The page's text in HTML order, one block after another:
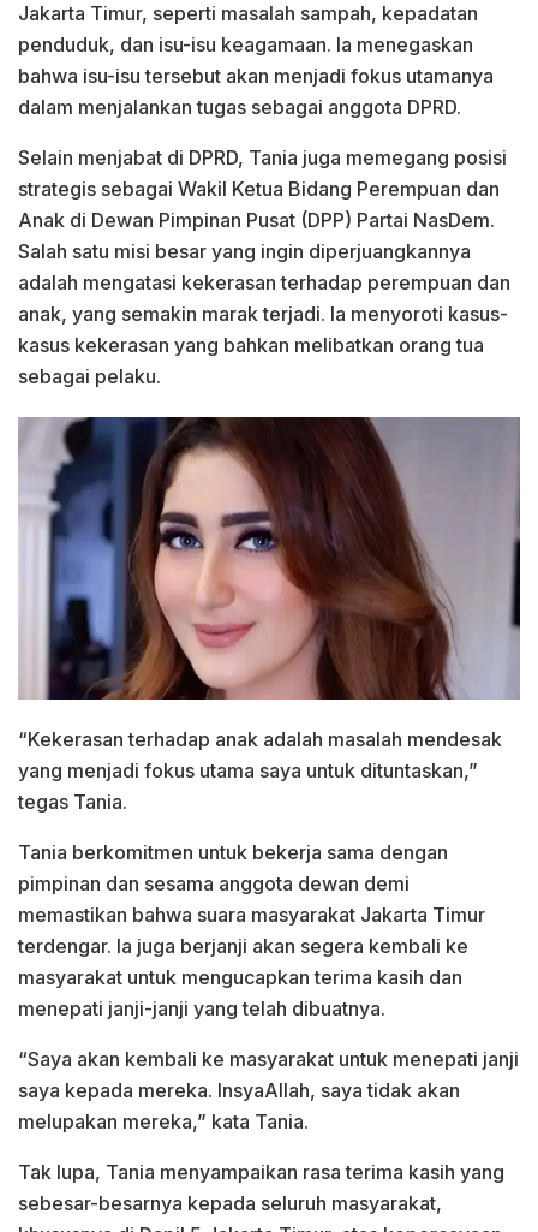
Jakarta Timur, seperti masalah sampah, kepadatan
penduduk, dan isu-isu keagamaan. Ia menegaskan
bahwa isu-isu tersebut akan menjadi fokus utamanya
dalam menjalankan tugas sebagai anggota DPRD.
Selain menjabat di DPRD, Tania juga memegang posisi
strategis sebagai Wakil Ketua Bidang Perempuan dan
Anak di Dewan Pimpinan Pusat (DPP) Partai NasDem.
Salah satu misi besar yang ingin diperjuangkannya
adalah mengatasi kekerasan terhadap perempuan dan
anak, yang semakin marak terjadi. Ia menyoroti kasus-
kasus kekerasan yang bahkan melibatkan orang tua
sebagai pelaku.
“Kekerasan terhadap anak adalah masalah mendesak
yang menjadi fokus utama saya untuk dituntaskan,”
tegas Tania.
Tania berkomitmen untuk bekerja sama dengan
pimpinan dan sesama anggota dewan demi
memastikan bahwa suara masyarakat Jakarta Timur
terdengar. Ia juga berjanji akan segera kembali ke
masyarakat untuk mengucapkan terima kasih dan
menepati janji-janji yang telah dibuatnya.
“Saya akan kembali ke masyarakat untuk menepati janji
saya kepada mereka. InsyaAllah, saya tidak akan
melupakan mereka,” kata Tania.
Tak lupa, Tania menyampaikan rasa terima kasih yang
sebesar-besarnya kepada seluruh masyarakat,